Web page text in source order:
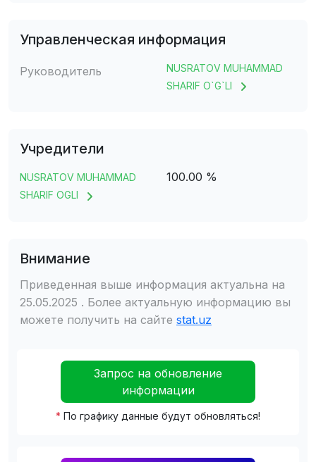
Управленческая информация
Руководитель
NUSRATOV MUHAMMAD
SHARIF O`G`LI
Учредители
NUSRATOV MUHAMMAD
SHARIF OGLI
100.00 %
Внимание
Приведенная выше информация актуальна на
25.05.2025 . Более актуальную информацию вы
можете получить на сайте stat.uz
Запрос на обновление
информации
* По графику данные будут обновляться!